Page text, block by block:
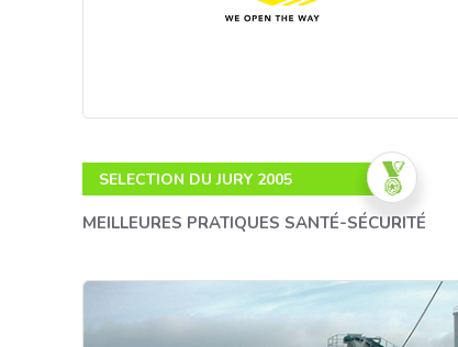
SELECTION DU JURY 2005
MEILLEURES PRATIQUES SANTÉ-SÉCURITÉ
Réhabiliter une ancienne